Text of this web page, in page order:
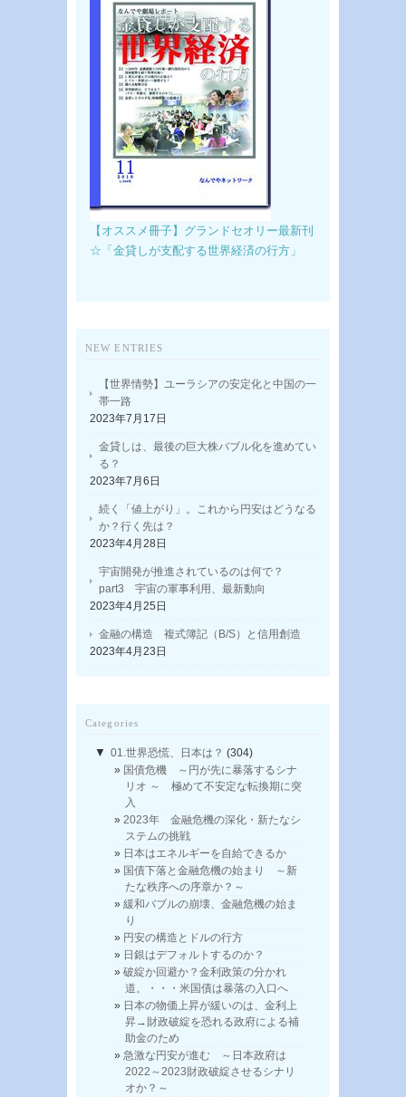
【オススメ冊子】グランドセオリー最新刊
☆「金貸しが支配する世界経済の行方」
NEW ENTRIES
【世界情勢】ユーラシアの安定化と中国の一
帯一路
2023年7月17日
金貸しは、最後の巨大株バブル化を進めてい
る？
2023年7月6日
続く「値上がり」。これから円安はどうなる
か？行く先は？
2023年4月28日
宇宙開発が推進されているのは何で？
part3 宇宙の軍事利用、最新動向
2023年4月25日
金融の構造 複式簿記（B/S）と信用創造
2023年4月23日
Categories
▼ 01.世界恐慌、日本は？ (304)
国債危機 ～円が先に暴落するシナ
リオ ～ 極めて不安定な転換期に突
入
2023年 金融危機の深化・新たなシ
ステムの挑戦
日本はエネルギーを自給できるか
国債下落と金融危機の始まり ～新
たな秩序への序章か？～
緩和バブルの崩壊、金融危機の始ま
り
円安の構造とドルの行方
日銀はデフォルトするのか？
破綻か回避か？金利政策の分かれ
道。・・・米国債は暴落の入口へ
日本の物価上昇が緩いのは、金利上
昇→財政破綻を恐れる政府による補
助金のため
急激な円安が進む ～日本政府は
2022～2023財政破綻させるシナリ
オか？～